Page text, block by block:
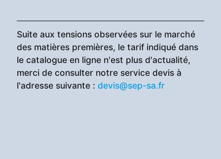
Suite aux tensions observées sur le marché
des matières premières, le tarif indiqué dans
le catalogue en ligne n'est plus d'actualité,
merci de consulter notre service devis à
l'adresse suivante : devis@sep-sa.fr